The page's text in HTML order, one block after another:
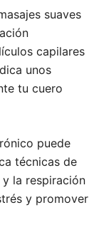
suaves
capilares
unos
tu cuero
puede
técnicas de
la respiración
y promover